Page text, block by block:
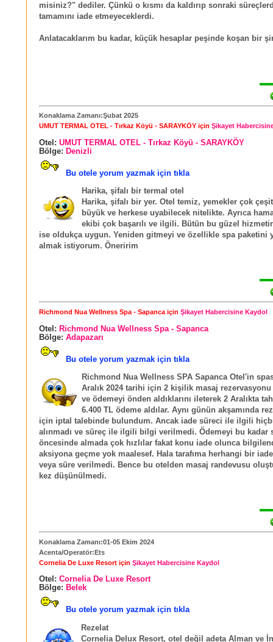
misiniz?" dediler. Çünkü o kısmı da kaldırıp sonraki
tamamını iade etmeyeceklerdi.
Anlatacaklarım bu kadar, küçük hesaplar peşinde koşan bir
Konaklama Zamanı:Şubat 2025
UMUT TERMAL OTEL - Tırkaz Köyü - SARAYKÖY için Şikayet
Otel: UMUT TERMAL OTEL - Tırkaz Köyü - SARAYKÖY
Bölge: Denizli
Bu otele yorum yazmak için tıkla
Harika, şifalı bir termal otel
Harika, şifalı bir yer. Otel temiz, yemekler çok
büyük ve herkese uyabilecek nitelikte. Ayrıca
ekibi çok başarılı ve ilgili. Bütün bu güzel hizmetin
ise oldukça uygun. Yeniden gitmeyi ve özellikle spa paketini
almak istiyorum. Öneririm
Richmond Nua Wellness Spa - Sapanca için Şikayet Habercisine Kaydol
Otel: Richmond Nua Wellness Spa - Sapanca
Bölge: Adapazarı
Bu otele yorum yazmak için tıkla
Richmond Nua Wellness SPA Sapanca Otel'in
Aralık 2024 tarihi için 2 kişilik masaj
ve ödemeyi önden aldıklarını ileterek 2 Aralıkta
6.400 TL ödeme aldılar. Aynı günün akşamında
için iptal talebinde bulundum. Ancak iade süreci ile ilgili
alınmadı ve süreç ile ilgili bilgi verilmedi. Ödemeyi bu kadar
öncesinde almada çok hızlılar fakat konu iade olunca
aksiyona geçme yok maalesef. Hala tarafıma herhangi bir iade
veya süre verilmedi. Bence bu otelden masaj randevusu
kez düşünülmedi.
Konaklama Zamanı:01-05 Ekim 2024
Acenta/Operatör:Ets
Cornelia De Luxe Resort için Şikayet Habercisine Kaydol
Otel: Cornelia De Luxe Resort
Bölge: Belek
Bu otele yorum yazmak için tıkla
Rezelat
Cornelia Delux Resort, otel değil adeta Alman ve